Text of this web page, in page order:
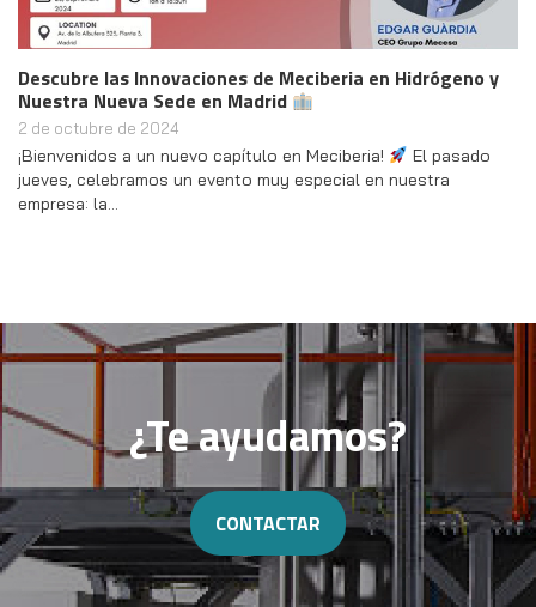
Descubre las Innovaciones de Meciberia en Hidrógeno y
Nuestra Nueva Sede en Madrid
2 de octubre de 2024
¡Bienvenidos a un nuevo capítulo en Meciberia!
El pasado
jueves, celebramos un evento muy especial en nuestra
empresa: la…
¿Te ayudamos?
CONTACTAR